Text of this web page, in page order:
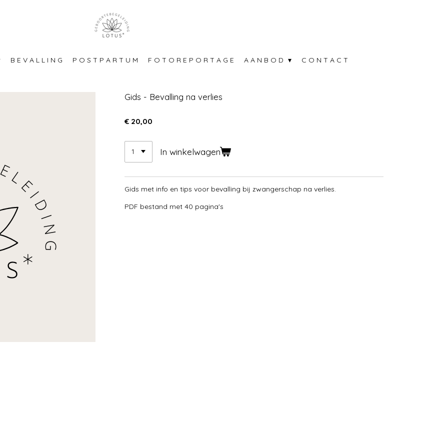
B E V A L L I N G P O S T P A R T U M F O T O R E P O R T A G E A A N B O D C O N T A C T
Gids - Bevalling na verlies
€ 20,00
In winkelwagen
Gids met info en tips voor bevalling bij zwangerschap na verlies.
PDF bestand met 40 pagina's